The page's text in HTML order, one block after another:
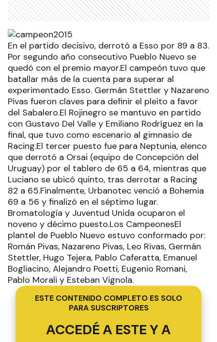
En el partido decisivo, derrotó a Esso por 89 a 83.
Por segundo año consecutivo Pueblo Nuevo se
quedó con el premio mayor.El campeón tuvo que
batallar más de la cuenta para superar al
experimentado Esso. Germán Stettler y Nazareno
Pivas fueron claves para definir el pleito a favor
del Sabalero.El Rojinegro se mantuvo en partido
con Gustavo Del Valle y Emiliano Rodríguez en la
final, que tuvo como escenario al gimnasio de
Racing.El tercer puesto fue para Neptunia, elenco
que derrotó a Orsai (equipo de Concepción del
Uruguay) por el tablero de 65 a 64, mientras que
Luciano se ubicó quinto, tras derrotar a Racing
82 a 65.Finalmente, Urbanotec venció a Bohemia
69 a 56 y finalizó en el séptimo lugar.
Bromatología y Juventud Unida ocuparon el
noveno y décimo puesto.Los CampeonesEl
plantel de Pueblo Nuevo estuvo conformado por:
Román Pivas, Nazareno Pivas, Leo Rivas, Germán
Stettler, Hugo Tejera, Pablo Caferatta, Emanuel
Bogliacino, Alejandro Poetti, Eugenio Romani,
Pablo Morali y Esteban Vignola.
ESTE CONTENIDO COMPLETO ES SOLO
PARA SUSCRIPTORES
ACCEDÉ A ESTE Y A